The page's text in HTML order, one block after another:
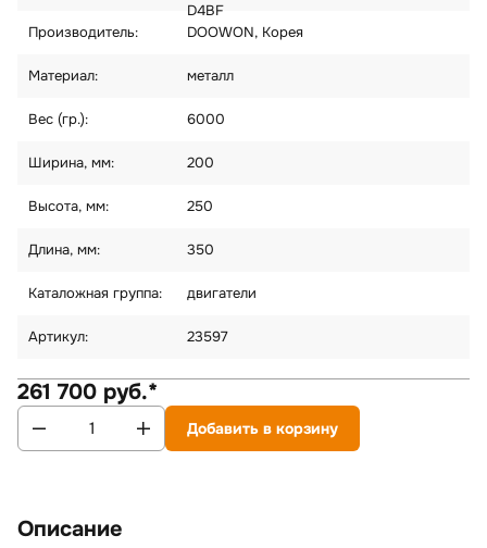
D4BF
Производитель:
DOOWON, Корея
Материал: металл
Вес (гр.): 6000
Ширина, мм: 200
Высота, мм: 250
Длина, мм: 350
Каталожная группа: двигатели
Артикул: 23597
261 700 руб.*
Добавить в корзину
Описание